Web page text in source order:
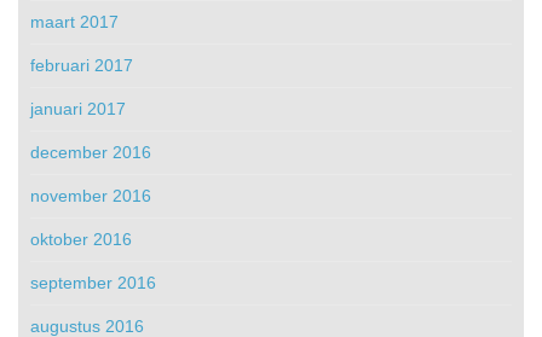
maart 2017
februari 2017
januari 2017
december 2016
november 2016
oktober 2016
september 2016
augustus 2016